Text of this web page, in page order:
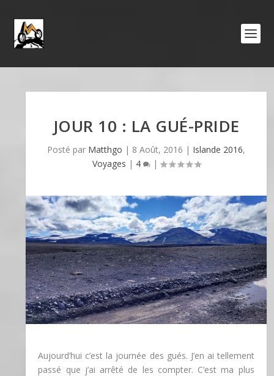
JOUR 10 : LA GUÉ-PRIDE
Posté par Matthgo | 8 Août, 2016 | Islande 2016,
Voyages | 4 |
Aujourd’hui c’est la journée des gués. J’en ai tellement
passé que j’ai arrêté de les compter. C’est ma plus